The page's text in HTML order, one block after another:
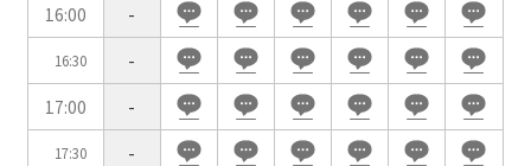
16:00
-
16:30
-
17:00
-
17:30
-
用途で選ぶ
パーティ・懇親会
株主総会・IR
e-sports大会
プレス発表
試験
展示会・販売会